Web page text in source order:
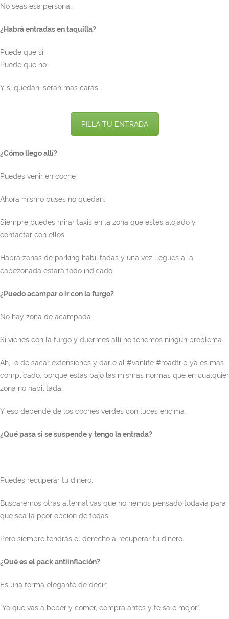
No seas esa persona.
¿Habrá entradas en taquilla?
Puede que sí.
Puede que no.
Y si quedan, serán más caras.
PILLA TU ENTRADA
¿Cómo llego allí?
Puedes venir en coche
Ahora mismo buses no quedan.
Siempre puedes mirar taxis en la zona que estes alojado y
contactar con ellos.
Habrá zonas de parking habilitadas y una vez llegues a la
cabezonada estará todo indicado.
¿Puedo acampar o ir con la furgo?
No hay zona de acampada
Si vienes con la furgo y duermes allí no tenemos ningún problema
Ah, lo de sacar extensiones y darle al #vanlife #roadtrip ya es mas
complicado, porque estas bajo las mismas normas que en cualquier
zona no habilitada.
Y eso depende de los coches verdes con luces encima.
¿Qué pasa si se suspende y tengo la entrada?
Puedes recuperar tu dinero.
Buscaremos otras alternativas que no hemos pensado todavía para
que sea la peor opción de todas.
Pero siempre tendrás el derecho a recuperar tu dinero.
¿Qué es el pack antiinflación?
Es una forma elegante de decir:
“Ya que vas a beber y comer, compra antes y te sale mejor”.